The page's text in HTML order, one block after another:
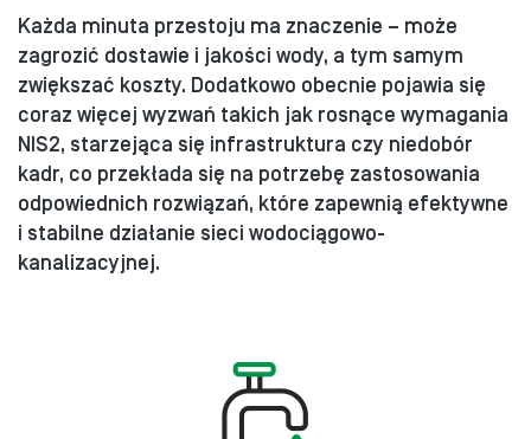
Każda minuta przestoju ma znaczenie – może
zagrozić dostawie i jakości wody, a tym samym
zwiększać koszty. Dodatkowo obecnie pojawia się
coraz więcej wyzwań takich jak rosnące wymagania
NIS2, starzejąca się infrastruktura czy niedobór
kadr, co przekłada się na potrzebę zastosowania
odpowiednich rozwiązań, które zapewnią efektywne
i stabilne działanie sieci wodociągowo-
kanalizacyjnej.